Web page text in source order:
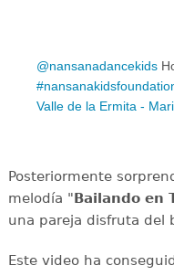
@nansanadancekids
Valle de la Ermita -
Posteriormente
melodía "Bailando en
una pareja disfruta del
Este video ha